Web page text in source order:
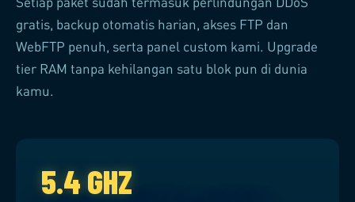
gratis, backup otomatis harian, akses FTP dan
WebFTP penuh, serta panel custom kami. Upgrade
tier RAM tanpa kehilangan satu blok pun di dunia
kamu.
5.4 GHZ